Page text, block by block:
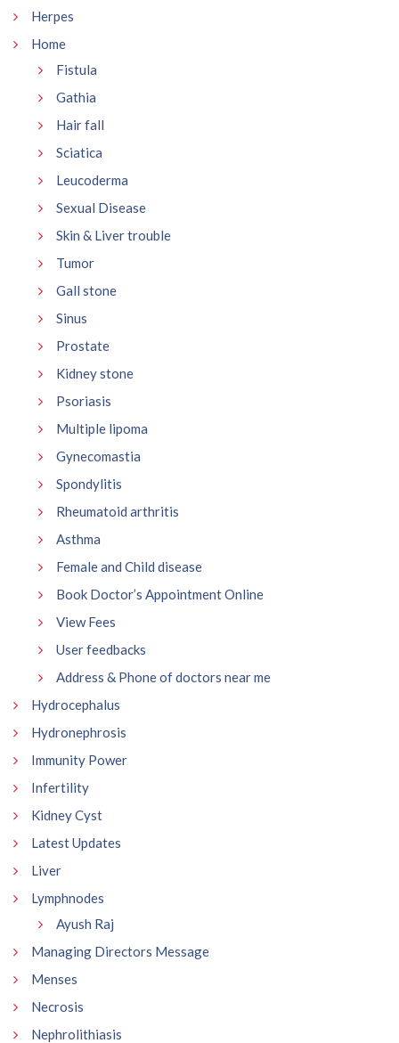
Herpes
Home
Fistula
Gathia
Hair fall
Sciatica
Leucoderma
Sexual Disease
Skin & Liver trouble
Tumor
Gall stone
Sinus
Prostate
Kidney stone
Psoriasis
Multiple lipoma
Gynecomastia
Spondylitis
Rheumatoid arthritis
Asthma
Female and Child disease
Book Doctor’s Appointment Online
View Fees
User feedbacks
Address & Phone of doctors near me
Hydrocephalus
Hydronephrosis
Immunity Power
Infertility
Kidney Cyst
Latest Updates
Liver
Lymphnodes
Ayush Raj
Managing Directors Message
Menses
Necrosis
Nephrolithiasis